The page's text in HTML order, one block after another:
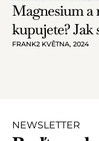
Magnesium a
kupujete? Jak
FRANK2 KVĚTNA, 2024
NEWSLETTER